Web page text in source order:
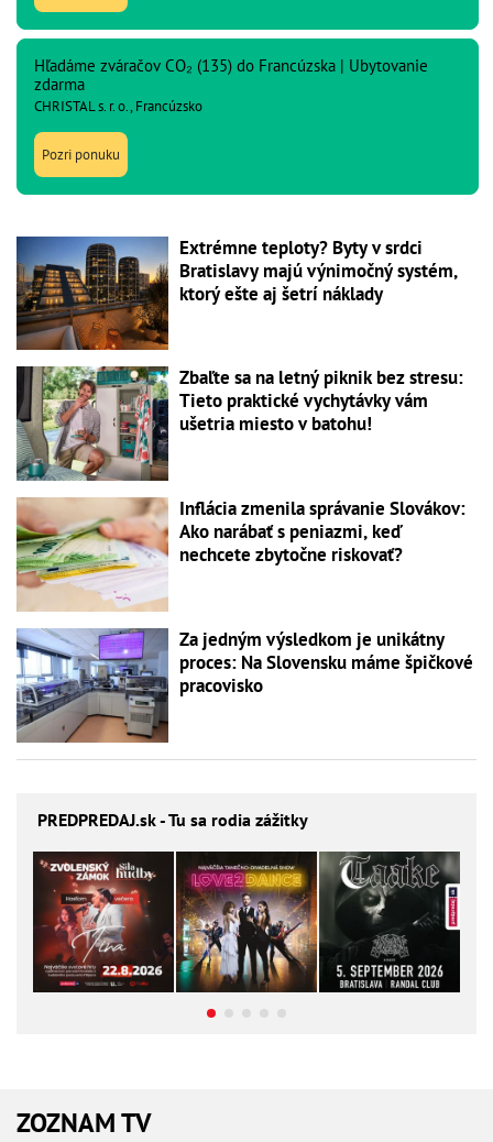
Hľadáme zváračov CO₂ (135) do Francúzska | Ubytovanie
zdarma
CHRISTAL s. r. o., Francúzsko
Pozri ponuku
Extrémne teploty? Byty v srdci
Bratislavy majú výnimočný systém,
ktorý ešte aj šetrí náklady
Zbaľte sa na letný piknik bez stresu:
Tieto praktické vychytávky vám
ušetria miesto v batohu!
Inflácia zmenila správanie Slovákov:
Ako narábať s peniazmi, keď
nechcete zbytočne riskovať?
Za jedným výsledkom je unikátny
proces: Na Slovensku máme špičkové
pracovisko
PREDPREDAJ.sk - Tu sa rodia zážitky
ZOZNAM TV